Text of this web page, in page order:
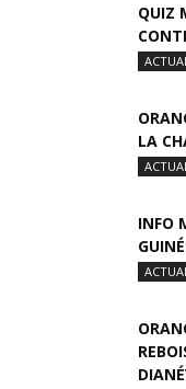
QUIZ
LA
INFO